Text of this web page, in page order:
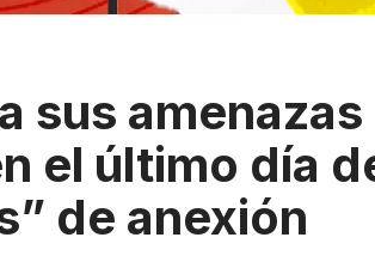
sus amenazas
el último día
de anexión